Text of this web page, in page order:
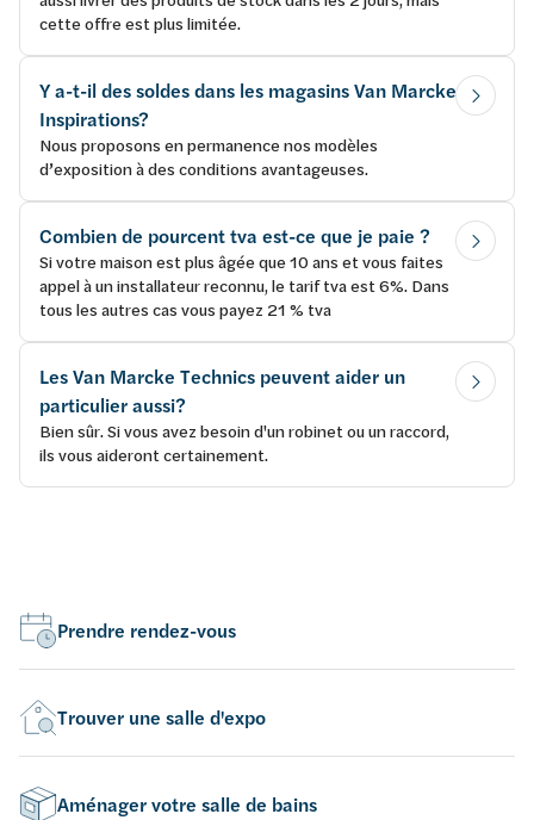
cette offre est plus limitée.
Y a-t-il des soldes dans les magasins Van Marcke
Inspirations?
Nous proposons en permanence nos modèles
d’exposition à des conditions avantageuses.
Combien de pourcent tva est-ce que je paie ?
Si votre maison est plus âgée que 10 ans et vous faites
appel à un installateur reconnu, le tarif tva est 6%. Dans
tous les autres cas vous payez 21 % tva
Les Van Marcke Technics peuvent aider un
particulier aussi?
Bien sûr. Si vous avez besoin d'un robinet ou un raccord,
ils vous aideront certainement.
Prendre rendez-vous
Trouver une salle d'expo
Aménager votre salle de bains